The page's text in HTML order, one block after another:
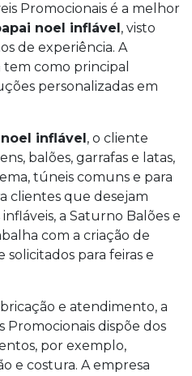
Promocionais é a melhor
noel inflável, visto
de experiência. A
como principal
personalizadas em
inflável, o cliente
balões, garrafas e latas,
túneis comuns e para
clientes que desejam
a Saturno Balões e
com a criação de
para feiras e
e atendimento, a
Promocionais dispõe dos
por exemplo,
e costura. A empresa